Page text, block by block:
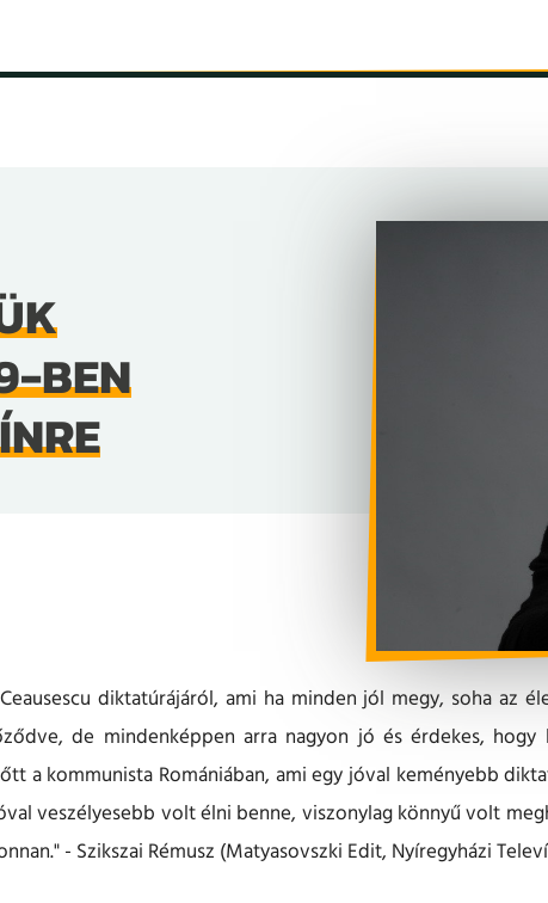
BEN
diktatúrájáról, ami ha minden jól megy, soha az
de mindenképpen arra nagyon jó és érdekes, hogy
a kommunista Romániában, ami egy jóval keményebb
veszélyesebb volt élni benne, viszonylag könnyű volt
- Szikszai Rémusz (Matyasovszki Edit, Nyíregyházi